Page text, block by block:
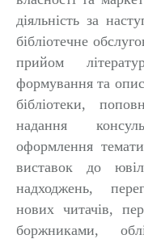
діяльність за
бібліотечне
прийом
формування та
бібліотеки,
надання
оформлення
виставок до
надходжень,
нових читачів,
боржниками,